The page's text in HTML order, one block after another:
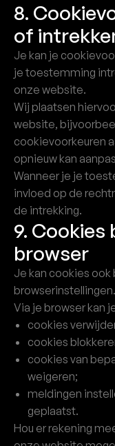
8.
of
Je kan je
je toestemming
onze website.
Wij plaatsen
website,
cookievoorkeuren
opnieuw kan
Wanneer je je
invloed op de
de intrekking.
9. Cookies
browser
Je kan cookies
browserinstellingen.
Via je browser kan
cookies
cookies
cookies van
weigeren;
meldingen
geplaatst.
Hou er rekening